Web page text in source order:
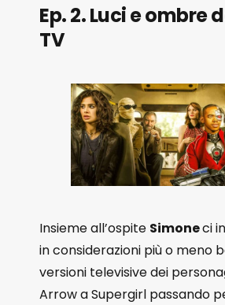
Ep. 2. Luci e ombre
TV
Insieme all’ospite Simoneci
in considerazioni più o meno
versioni televisive dei
Arrow a Supergirl passando